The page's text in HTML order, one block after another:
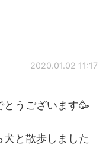
2020.01.02 11:17
とうございます🥳
と散歩しました